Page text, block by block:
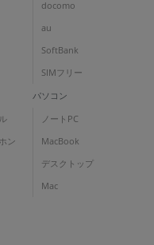
docomo
au
SoftBank
SIMフリー
ン
パソコン
ノートPC
MacBook
デスクトップ
Mac